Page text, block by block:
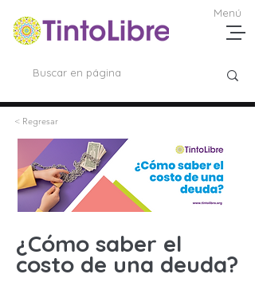
Menú
< Regresar
¿Cómo saber el
costo de una deuda?